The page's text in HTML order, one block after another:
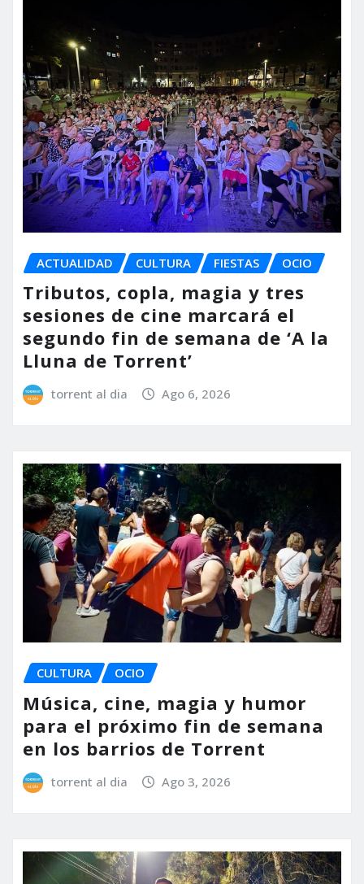
ACTUALIDAD CULTURA FIESTAS OCIO
Tributos, copla, magia y tres
sesiones de cine marcará el
segundo fin de semana de ‘A la
Lluna de Torrent’
torrent al dia Ago 6, 2026
CULTURA OCIO
Música, cine, magia y humor
para el próximo fin de semana
en los barrios de Torrent
torrent al dia Ago 3, 2026